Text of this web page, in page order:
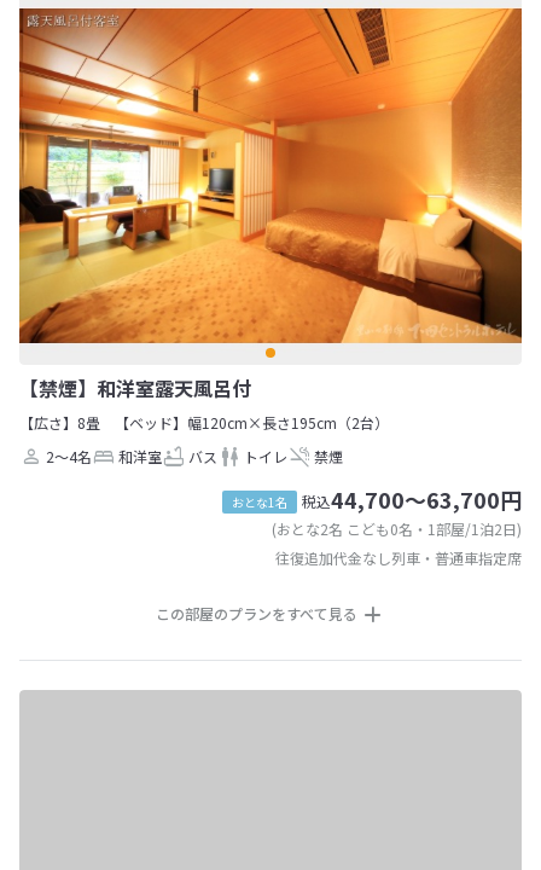
【禁煙】和洋室露天風呂付
【広さ】8畳
【ベッド】幅120cm×長さ195cm（2台）
2～4名
和洋室 バス トイレ 禁煙
おとな1名 税込44,700～63,700円
(おとな2名 こども0名・1部屋/1泊2日)
往復追加代金なし列車・普通車指定席
この部屋のプランをすべて見る